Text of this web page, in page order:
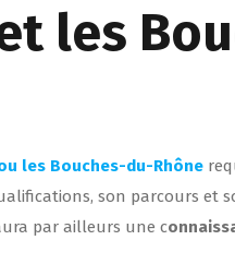
les
les Bouches-du-Rhône
son parcours et
par ailleurs une c